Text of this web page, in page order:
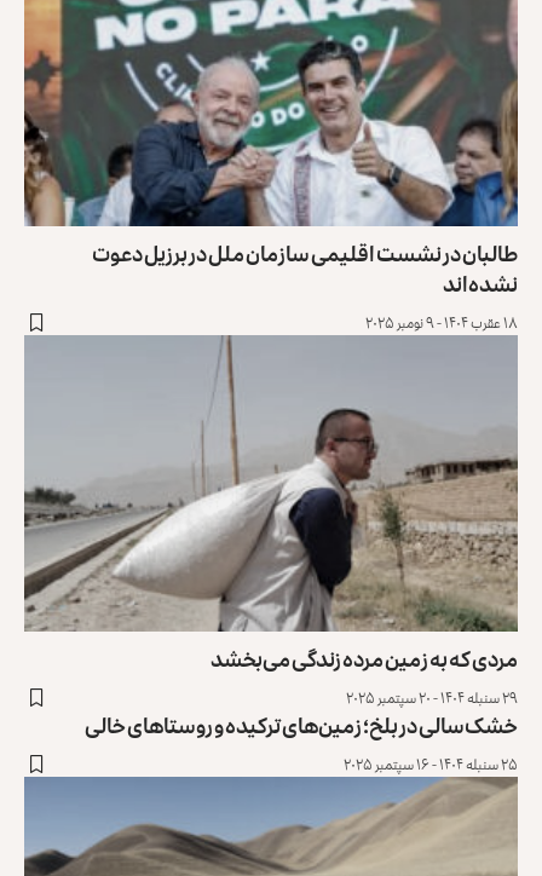
طالبان در نشست اقلیمی سازمان ملل در برزیل دعوت
نشده‌اند
۱۸ عقرب ۱۴۰۴ - ۹ نومبر ۲۰۲۵
مردی که به زمین مرده زندگی می‌بخشد
۲۹ سنبله ۱۴۰۴ - ۲۰ سپتمبر ۲۰۲۵
خشک‌سالی در بلخ؛ زمین‌های ترکیده و روستاهای خالی
۲۵ سنبله ۱۴۰۴ - ۱۶ سپتمبر ۲۰۲۵